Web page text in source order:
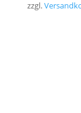
zzgl.